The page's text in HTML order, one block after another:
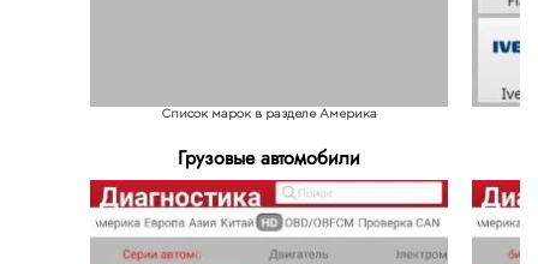
Список марок в разделе Америка
Грузовые автомобили